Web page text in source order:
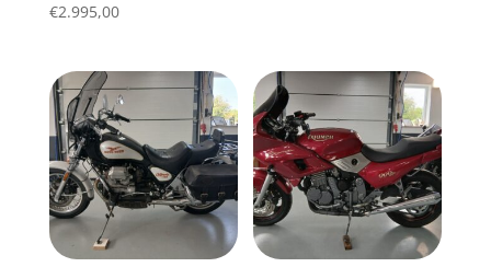
€2.995,00